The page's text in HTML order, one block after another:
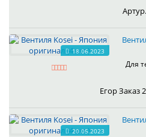
Артур.
18.06.2023
Для
Егор Заказ
20.05.2023